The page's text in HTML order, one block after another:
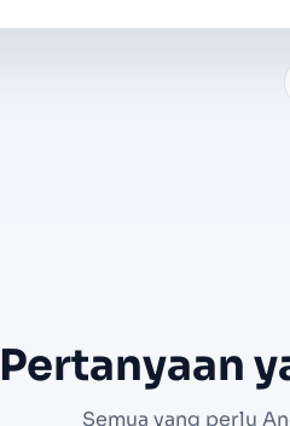
Pertanyaan
Semua yang perlu